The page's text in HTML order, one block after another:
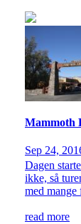
Mammoth
Sep 24,
Dagen
ikke, så
med mange
read more